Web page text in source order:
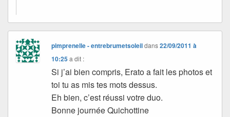
pimprenelle - entrebrumetsoleildans22/09/2011 à
10:25 a dit :
Si j’ai bien compris, Erato a fait les photos et
toi tu as mis tes mots dessus.
Eh bien, c’est réussi votre duo.
Bonne journée Quichottine